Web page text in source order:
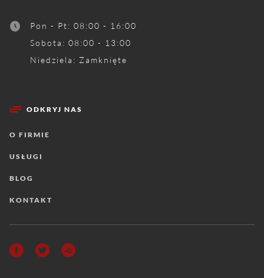
Pon - Pt: 08:00 - 16:00
Sobota : 08:00 - 13:00
Niedziela : Zamknięte
ODKRYJ NAS
O FIRMIE
USŁUGI
BLOG
KONTAKT